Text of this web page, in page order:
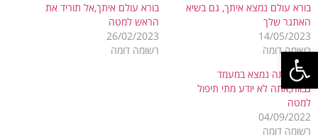
פתח סרגל נגישות
בורא עולם נמצא איתך, גם בשיא
האתגר שלך
14/05/2023
רשומה דומה
בורא עולם איתך,אל תוריד את
הראש למטה
26/02/2023
רשומה דומה
גם שאתה נמצא במעמד
גבווה,אתה לא יודע מתי תיפול
למטה
04/09/2022
רשומה דומה